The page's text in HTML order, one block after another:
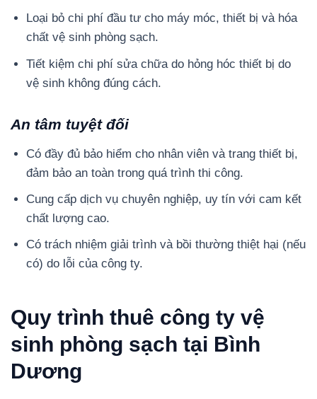
Loại bỏ chi phí đầu tư cho máy móc, thiết bị và hóa
chất vệ sinh phòng sạch.
Tiết kiệm chi phí sửa chữa do hỏng hóc thiết bị do
vệ sinh không đúng cách.
An tâm tuyệt đối
Có đầy đủ bảo hiểm cho nhân viên và trang thiết bị,
đảm bảo an toàn trong quá trình thi công.
Cung cấp dịch vụ chuyên nghiệp, uy tín với cam kết
chất lượng cao.
Có trách nhiệm giải trình và bồi thường thiệt hại (nếu
có) do lỗi của công ty.
Quy trình thuê công ty vệ
sinh phòng sạch tại Bình
Dương